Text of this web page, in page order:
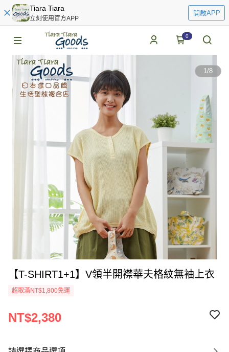
Tiara Tiara
立刻使用官方APP
開啟APP
0
1/8
【T-SHIRT1+1】V領半開襟華夫格紋無袖上衣
超取滿NT$1,800免運
NT$2,380